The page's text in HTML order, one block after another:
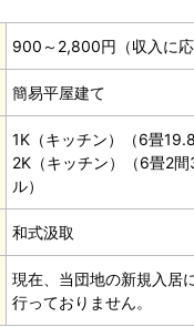
900～2,800円（収入に応
簡易平屋建て
1K（キッチン）（6畳
2K（キッチン）（6畳2
ル）
和式汲取
現在、当団地の新規入居
行っておりません。